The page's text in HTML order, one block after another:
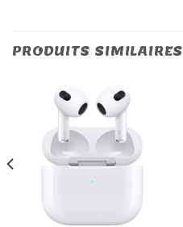
PRODUITS SIMILAIRES